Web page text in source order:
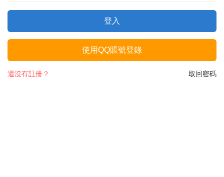
登入
使用QQ賬號登錄
取回密碼
還沒有註冊？